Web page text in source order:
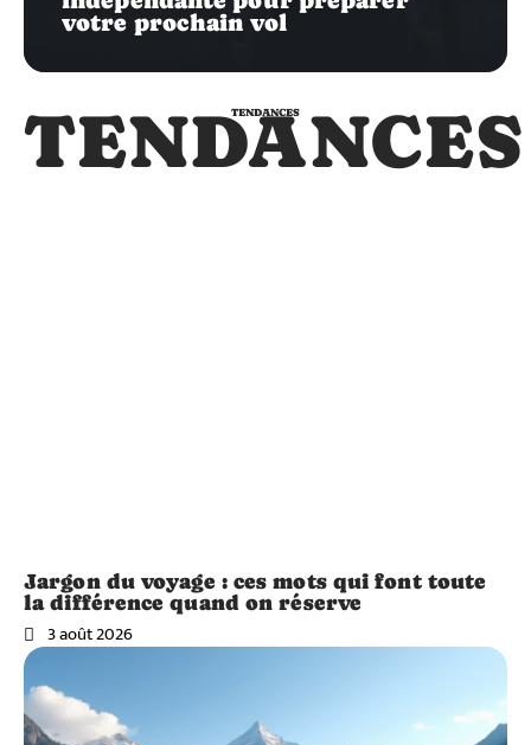
votre prochain vol
TENDANCES
TENDANCES
Jargon du voyage : ces mots qui font toute
la différence quand on réserve
3 août 2026